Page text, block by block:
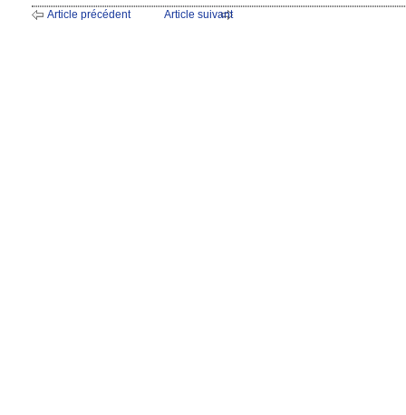
Article précédent Article suivant